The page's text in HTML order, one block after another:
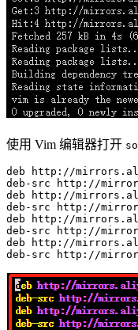
使用 Vim 编辑器打开
deb http://
deb-src http://
deb http://
deb-src http://
deb http://
deb-src http://
deb http://